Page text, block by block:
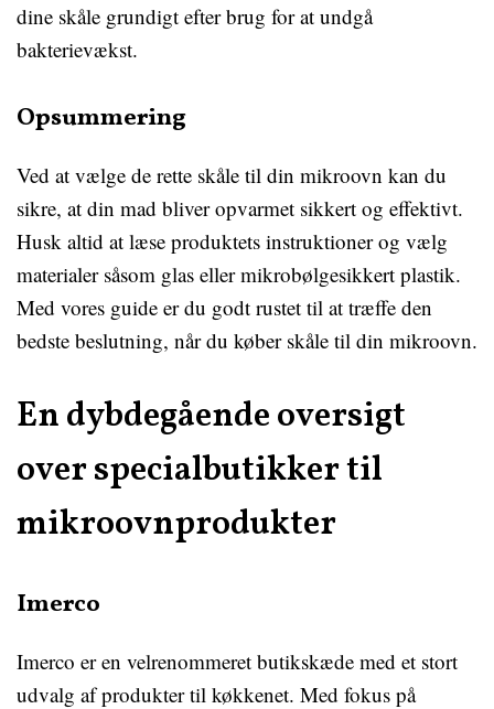
dine skåle grundigt efter brug for at undgå
bakterievækst.
Opsummering
Ved at vælge de rette skåle til din mikroovn kan du
sikre, at din mad bliver opvarmet sikkert og effektivt.
Husk altid at læse produktets instruktioner og vælg
materialer såsom glas eller mikrobølgesikkert plastik.
Med vores guide er du godt rustet til at træffe den
bedste beslutning, når du køber skåle til din mikroovn.
En dybdegående oversigt
over specialbutikker til
mikroovnprodukter
Imerco
Imerco er en velrenommeret butikskæde med et stort
udvalg af produkter til køkkenet. Med fokus på